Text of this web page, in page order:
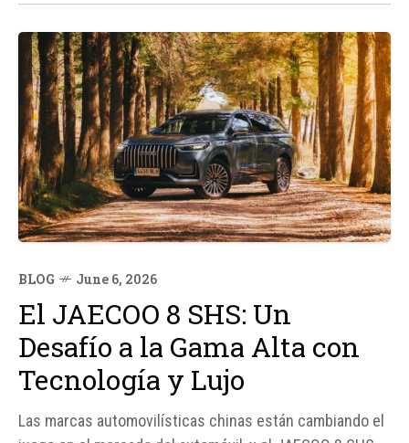
BLOG June 6, 2026
El JAECOO 8 SHS: Un
Desafío a la Gama Alta con
Tecnología y Lujo
Las marcas automovilísticas chinas están cambiando el